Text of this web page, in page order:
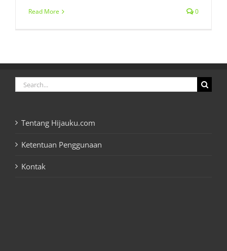
Read More 0
Search
for:
Tentang Hijauku.com
Ketentuan Penggunaan
Kontak